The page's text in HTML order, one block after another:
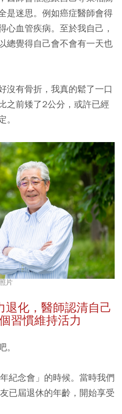
是迷思。例如癌症醫師會得
心血管疾病。至於我自己，
總覺得自己會不會有一天也
沒有骨折，我真的鬆了一口
之前矮了2公分，或許已經
片
退化，醫師認清自己
習慣維持活力
紀念會」的時候。當時我們
已屆退休的年齡，開始享受